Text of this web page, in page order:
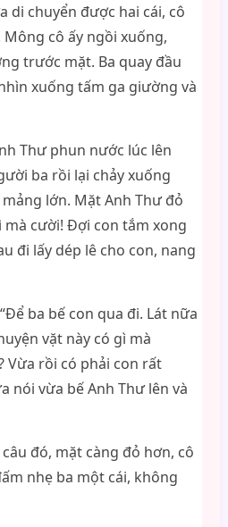
di chuyển được hai cái, cô
cô ấy ngồi xuống,
trước mặt. Ba quay đầu
xuống tấm ga giường và
Thư phun nước lúc lên
ba rồi lại chảy xuống
lớn. Mặt Anh Thư đỏ
mà cười! Đợi con tắm xong
đi lấy dép lê cho con, nang
ba bế con qua đi. Lát nữa
vặt này có gì mà
Vừa rồi có phải con rất
nói vừa bế Anh Thư lên và
đó, mặt càng đỏ hơn, cô
nhẹ ba một cái, không